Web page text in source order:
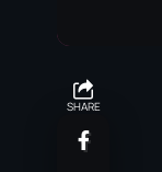
SHARE